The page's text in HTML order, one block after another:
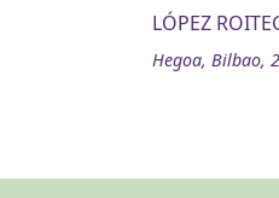
LÓPEZ
Hegoa, Bilbao,